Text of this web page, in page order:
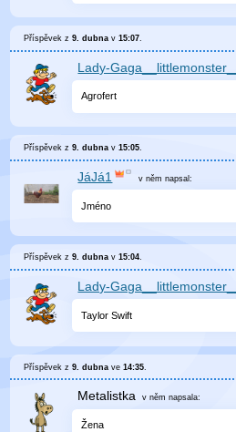
Příspěvek z9. dubna v15:07
Lady-Gaga__littlemonster__
Agrofert
Příspěvek z9. dubna v15:05.
JáJá1 v něm napsal:
Jméno
Příspěvek z9. dubna v15:04.
Lady-Gaga__littlemonster__
Taylor Swift
Příspěvek z9. dubna ve14:35
Metalistka v něm napsala:
Žena